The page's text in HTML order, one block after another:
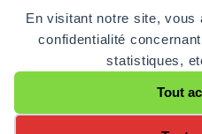
En visitant notre site, vous
confidentialité
statistiques,
Tout
Accessibilité
Accessibilité des